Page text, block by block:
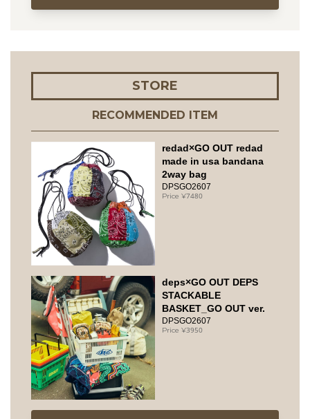
STORE
RECOMMENDED ITEM
redad×GO OUT redad
made in usa bandana
2way bag
DPSGO2607
7480
deps×GO OUT DEPS
STACKABLE
BASKET_GO OUT ver.
DPSGO2607
3950